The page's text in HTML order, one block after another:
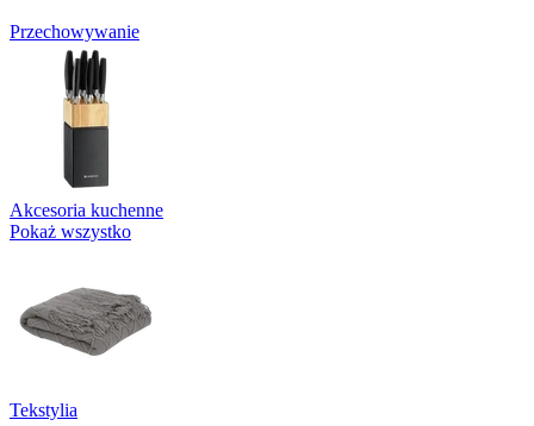
Przechowywanie
Akcesoria kuchenne
Pokaż wszystko
Tekstylia